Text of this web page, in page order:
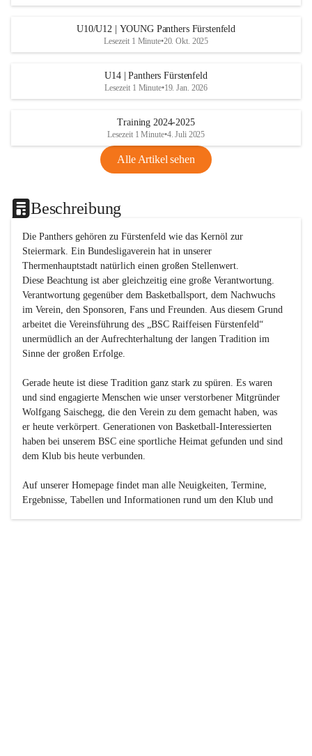
U10/U12 | YOUNG Panthers Fürstenfeld
Lesezeit 1 Minute•20. Okt. 2025
U14 | Panthers Fürstenfeld
Lesezeit 1 Minute•19. Jan. 2026
Training 2024-2025
Lesezeit 1 Minute•4. Juli 2025
Alle Artikel sehen
Beschreibung
Die Panthers gehören zu Fürstenfeld wie das Kernöl zur
Steiermark. Ein Bundesligaverein hat in unserer
Thermenhauptstadt natürlich einen großen Stellenwert.
Diese Beachtung ist aber gleichzeitig eine große Verantwortung.
Verantwortung gegenüber dem Basketballsport, dem Nachwuchs
im Verein, den Sponsoren, Fans und Freunden. Aus diesem Grund
arbeitet die Vereinsführung des „BSC Raiffeisen Fürstenfeld“
unermüdlich an der Aufrechterhaltung der langen Tradition im
Sinne der großen Erfolge.
Gerade heute ist diese Tradition ganz stark zu spüren. Es waren
und sind engagierte Menschen wie unser verstorbener Mitgründer
Wolfgang Saischegg, die den Verein zu dem gemacht haben, was
er heute verkörpert. Generationen von Basketball-Interessierten
haben bei unserem BSC eine sportliche Heimat gefunden und sind
dem Klub bis heute verbunden.
Auf unserer Homepage findet man alle Neuigkeiten, Termine,
Ergebnisse, Tabellen und Informationen rund um den Klub und